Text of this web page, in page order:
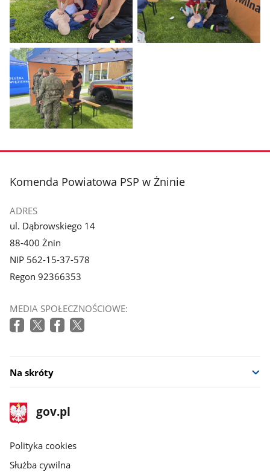
Pokaż
zdjęcie
1
z
galerii.
zdjęcie
galerii.
stopka
Komenda Powiatowa PSP w Żninie
ADRES
ul. Dąbrowskiego 14
88-400 Żnin
NIP 562-15-37-578
Regon 92366353
MEDIA SPOŁECZNOŚCIOWE:
Na skróty
stopka
gov.pl
Strona
gov.pl
gov.pl
Polityka cookies
Służba cywilna